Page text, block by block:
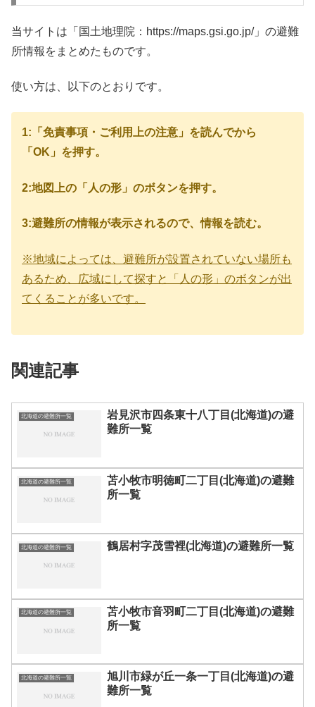
当サイトは「国土地理院：https://maps.gsi.go.jp/」の避難
所情報をまとめたものです。
使い方は、以下のとおりです。
1:「免責事項・ご利用上の注意」を読んでから
「OK」を押す。
2:地図上の「人の形」のボタンを押す。
3:避難所の情報が表示されるので、情報を読む。
※地域によっては、避難所が設置されていない場所も
あるため、広域にして探すと「人の形」のボタンが出
てくることが多いです。
関連記事
北海道の避難所一覧
岩見沢市四条東十八丁目(北海道)の避
難所一覧
北海道の避難所一覧
苫小牧市明徳町二丁目(北海道)の避難
所一覧
北海道の避難所一覧 鶴居村字茂雪裡(北海道)の避難所一覧
北海道の避難所一覧
苫小牧市音羽町二丁目(北海道)の避難
所一覧
北海道の避難所一覧
旭川市緑が丘一条一丁目(北海道)の避
難所一覧